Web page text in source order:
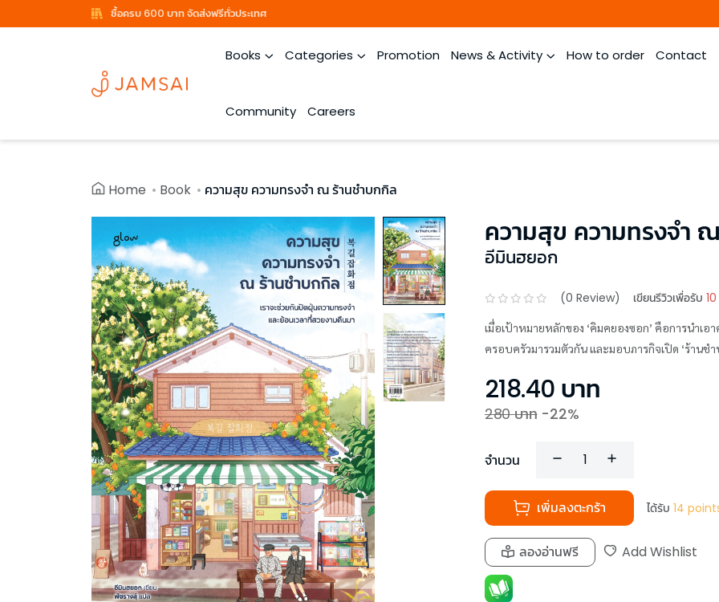
ซื้อครบ 600 บาท จัดส่งฟรีทั่วประเทศ
Books Categories Promotion News & Activity How to order Contact
Community Careers
Home Book ความสุข ความทรงจำ ณ ร้านชำบกกิล
ความสุข ความทรงจำ
อีมินฮยอก
(0 Review) เขียนรีวิวเพื่อรับ
เมื่อเป้าหมายหลักของ ‘คิมคยองซอก’ คือการนำเอ
ครอบครัวมารวมตัวกัน และมอบภารกิจเปิด ‘ร้าน
218.40 บาท
280บาท -22%
จำนวน
เพิ่มลงตะกร้า ได้รับ 14
ลองอ่านฟรี Add Wishlist